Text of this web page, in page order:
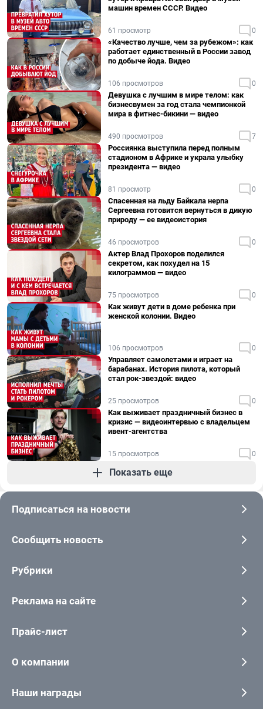
машин времен СССР. Видео
61 просмотр 0
«Качество лучше, чем за рубежом»: как
работает единственный в России завод
по добыче йода. Видео
106 просмотров 0
Девушка с лучшим в мире телом: как
бизнесвумен за год стала чемпионкой
мира в фитнес-бикини — видео
490 просмотров 7
Россиянка выступила перед полным
стадионом в Африке и украла улыбку
президента — видео
81 просмотр 0
Спасенная на льду Байкала нерпа
Сергеевна готовится вернуться в дикую
природу — ее видеоистория
46 просмотров 0
Актер Влад Прохоров поделился
секретом, как похудел на 15
килограммов — видео
75 просмотров 0
Как живут дети в доме ребенка при
женской колонии. Видео
106 просмотров 0
Управляет самолетами и играет на
барабанах. История пилота, который
стал рок-звездой: видео
25 просмотров 0
Как выживает праздничный бизнес в
кризис — видеоинтервью с владельцем
ивент-агентства
15 просмотров 0
Показать еще
Подписаться на новости
Сообщить новость
Рубрики
Реклама на сайте
Прайс-лист
О компании
Наши награды